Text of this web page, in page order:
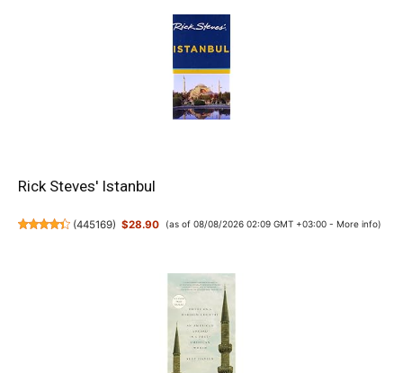
Rick Steves' Istanbul
(445169) $28.90 (as of 08/08/2026 02:09 GMT +03:00 - More info)